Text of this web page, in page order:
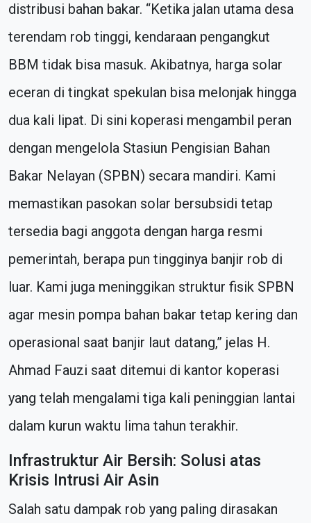
distribusi bahan bakar. “Ketika jalan utama desa
terendam rob tinggi, kendaraan pengangkut
BBM tidak bisa masuk. Akibatnya, harga solar
eceran di tingkat spekulan bisa melonjak hingga
dua kali lipat. Di sini koperasi mengambil peran
dengan mengelola Stasiun Pengisian Bahan
Bakar Nelayan (SPBN) secara mandiri. Kami
memastikan pasokan solar bersubsidi tetap
tersedia bagi anggota dengan harga resmi
pemerintah, berapa pun tingginya banjir rob di
luar. Kami juga meninggikan struktur fisik SPBN
agar mesin pompa bahan bakar tetap kering dan
operasional saat banjir laut datang,” jelas H.
Ahmad Fauzi saat ditemui di kantor koperasi
yang telah mengalami tiga kali peninggian lantai
dalam kurun waktu lima tahun terakhir.
Infrastruktur Air Bersih: Solusi atas
Krisis Intrusi Air Asin
Salah satu dampak rob yang paling dirasakan